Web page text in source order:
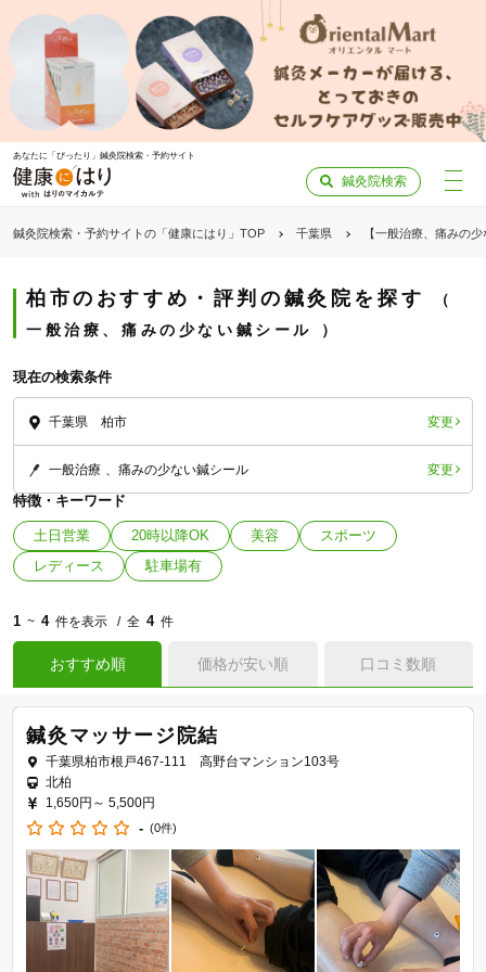
あなたに「ぴったり」鍼灸院検索・予約サイト
鍼灸院検索
鍼灸院検索・予約サイトの「健康にはり」TOP 千葉県 【一般治療、痛みの
柏市のおすすめ・評判の鍼灸院を探す
一般治療、痛みの少ない鍼シール
現在の検索条件
千葉県 柏市 変更
一般治療 痛みの少ない鍼シール 変更
特徴・キーワード
土日営業 20時以降OK 美容
スポーツ
レディース
駐車場有
1 ~ 4 件を表示 全 4 件
おすすめ順 価格が安い順 口コミ数順
鍼灸マッサージ院結
千葉県柏市根戸467-111 高野台マンション103号
北柏
1,650円～ 5,500円
- (0件)
「健康にはりを見た」